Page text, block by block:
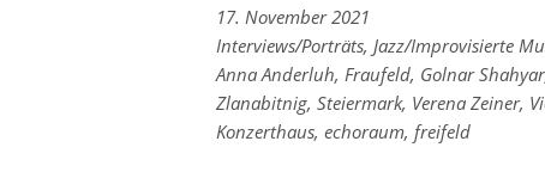
17. November 2021
Links
zu
den
Kategorien
Interviews/Porträts, Jazz/Improvisierte
Links
zu
den
Anna Anderluh, Fraufeld, Golnar Shahyar
Zlanabitnig, Steiermark, Verena Zeiner,
Konzerthaus, echoraum, freifeld